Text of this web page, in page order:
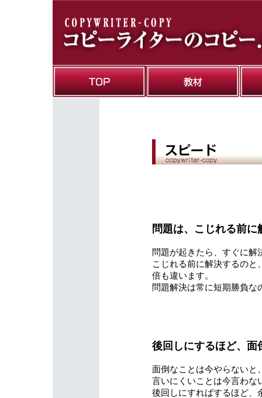
問題は、こじれる前に
問題が起きたら、すぐに解
こじれる前に解決するのと
倍も違います。
問題解決は常に短期勝負な
後回しにするほど、面
面倒なことは今やらないと
言いにくいことは今言わな
後回しにすればするほど、